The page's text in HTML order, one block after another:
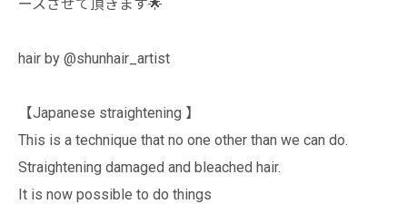
ースさせて頂きます🌟
hair by @shunhair_artist
【Japanese straightening 】
This is a technique that no one other than we can do.
Straightening damaged and bleached hair.
It is now possible to do things